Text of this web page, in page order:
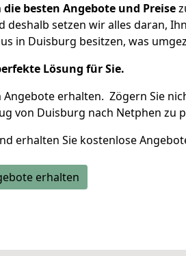
die besten Angebote und Preise
setzen wir alles daran,
in Duisburg besitzen, was
Lösung für Sie.
Angebote erhalten. Zögern Sie
von Duisburg nach Netphen zu
erhalten Sie kostenlose
erhalten